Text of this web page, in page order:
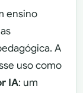
ensino
A
uso como
IA: um